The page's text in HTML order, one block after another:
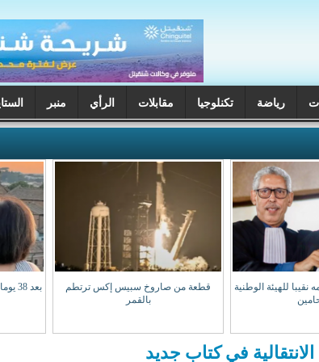
رياضة تكنلوجيا مقابلات الرأي منبر
للهيئة الوطنية
قطعة من صاروخ سبيس إكس ترتطم
بالقمر
بعد
في كتاب جديد